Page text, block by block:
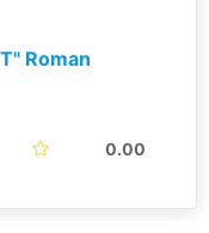
Roman
0.00